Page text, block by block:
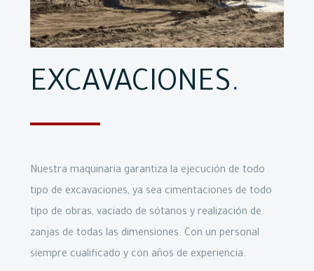
EXCAVACIONES.
Nuestra maquinaria garantiza la ejecución de todo
tipo de excavaciones, ya sea cimentaciones de todo
tipo de obras, vaciado de sótanos y realización de
zanjas de todas las dimensiones. Con un personal
siempre cualificado y con años de experiencia.